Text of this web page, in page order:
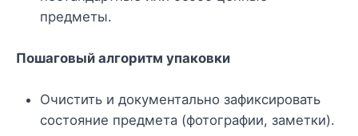
предметы.
Пошаговый алгоритм упаковки
Очистить и документально зафиксировать
состояние предмета (фотографии, заметки).